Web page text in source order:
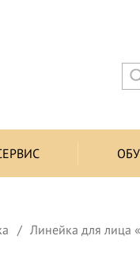
Линейка для лица